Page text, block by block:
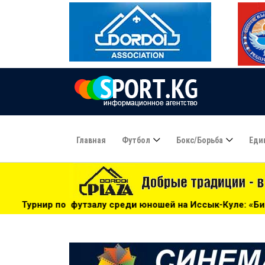
Главная Футбол Бокс/борьба
юношей на Иссык-Куле: «Бишкек» - чемпион! - 17:21